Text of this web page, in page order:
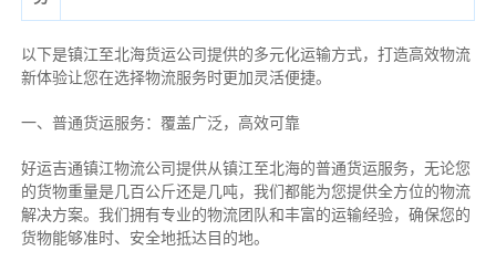
以下是镇江至北海货运公司提供的多元化运输方式，打造高效物流
新体验让您在选择物流服务时更加灵活便捷。
一、普通货运服务：覆盖广泛，高效可靠
好运吉通镇江物流公司提供从镇江至北海的普通货运服务，无论您
的货物重量是几百公斤还是几吨，我们都能为您提供全方位的物流
解决方案。我们拥有专业的物流团队和丰富的运输经验，确保您的
货物能够准时、安全地抵达目的地。